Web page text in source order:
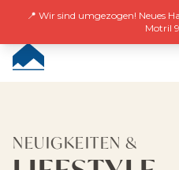
FacebookInstagramLinkedIn
📍 Wir sind umgezogen! Neues
Motril 9
CUMBRE VILLAS
NEUIGKEITEN &